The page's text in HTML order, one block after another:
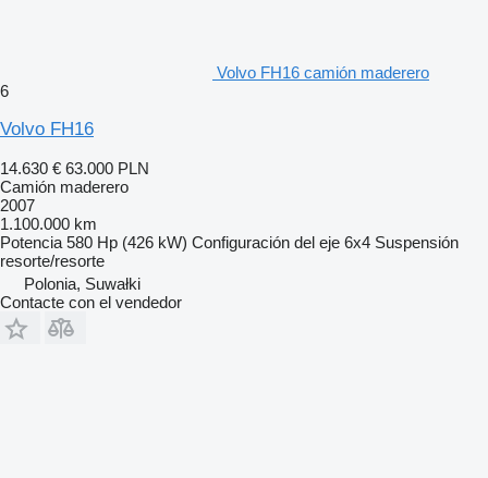
Volvo FH16 camión maderero
6
Volvo FH16
14.630 € 63.000 PLN
Camión maderero
2007
1.100.000 km
Potencia 580 Hp (426 kW) Configuración del eje 6x4 Suspensión
resorte/resorte
Polonia, Suwałki
Contacte con el vendedor